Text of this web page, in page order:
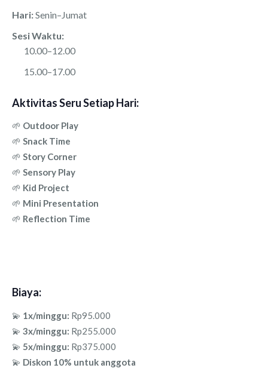
Hari:Senin–Jumat
Sesi Waktu:
10.00–12.00
15.00–17.00
Aktivitas Seru Setiap Hari:
🌱 Outdoor Play
🌱 Snack Time
🌱 Story Corner
🌱 Sensory Play
🌱 Kid Project
🌱 Mini Presentation
🌱 Reflection Time
Biaya:
💫 1x/minggu: Rp95.000
💫 3x/minggu: Rp255.000
💫 5x/minggu: Rp375.000
💫 Diskon 10% untuk anggota